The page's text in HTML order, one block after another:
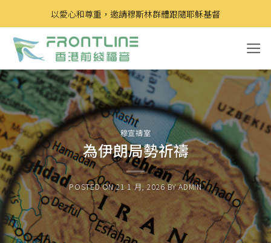
to
content
以愛心和尊重，邀請穆斯林群體跟隨耶穌基督
穆宣禱室
為伊朗局勢祈禱
POSTED ON21 1 月, 2026 BYADMIN